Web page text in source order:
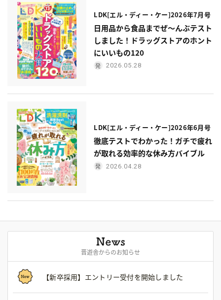
LDK[エル・ディー・ケー]2026年7月号
日用品から食品までぜ〜んぶテスト
しました！ドラッグストアのホント
にいいもの120
2026.05.28
LDK[エル・ディー・ケー]2026年6月号
徹底テストでわかった！ガチで疲れ
が取れる効率的な休み方バイブル
2026.04.28
晋遊舎からのお知らせ
【新卒採用】エントリー受付を開始しました